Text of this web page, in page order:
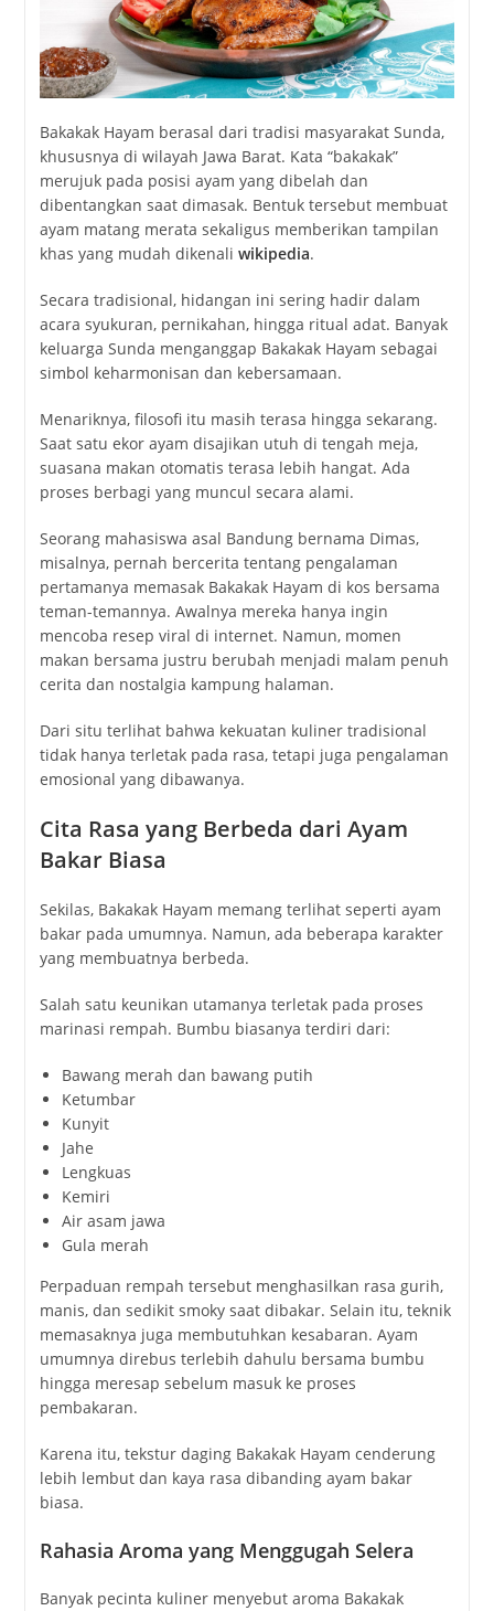
Bakakak Hayam berasal dari tradisi masyarakat Sunda,
khususnya di wilayah Jawa Barat. Kata “bakakak”
merujuk pada posisi ayam yang dibelah dan
dibentangkan saat dimasak. Bentuk tersebut membuat
ayam matang merata sekaligus memberikan tampilan
khas yang mudah dikenali wikipedia.
Secara tradisional, hidangan ini sering hadir dalam
acara syukuran, pernikahan, hingga ritual adat. Banyak
keluarga Sunda menganggap Bakakak Hayam sebagai
simbol keharmonisan dan kebersamaan.
Menariknya, filosofi itu masih terasa hingga sekarang.
Saat satu ekor ayam disajikan utuh di tengah meja,
suasana makan otomatis terasa lebih hangat. Ada
proses berbagi yang muncul secara alami.
Seorang mahasiswa asal Bandung bernama Dimas,
misalnya, pernah bercerita tentang pengalaman
pertamanya memasak Bakakak Hayam di kos bersama
teman-temannya. Awalnya mereka hanya ingin
mencoba resep viral di internet. Namun, momen
makan bersama justru berubah menjadi malam penuh
cerita dan nostalgia kampung halaman.
Dari situ terlihat bahwa kekuatan kuliner tradisional
tidak hanya terletak pada rasa, tetapi juga pengalaman
emosional yang dibawanya.
Cita Rasa yang Berbeda dari Ayam
Bakar Biasa
Sekilas, Bakakak Hayam memang terlihat seperti ayam
bakar pada umumnya. Namun, ada beberapa karakter
yang membuatnya berbeda.
Salah satu keunikan utamanya terletak pada proses
marinasi rempah. Bumbu biasanya terdiri dari:
Bawang merah dan bawang putih
Ketumbar
Kunyit
Jahe
Lengkuas
Kemiri
Air asam jawa
Gula merah
Perpaduan rempah tersebut menghasilkan rasa gurih,
manis, dan sedikit smoky saat dibakar. Selain itu, teknik
memasaknya juga membutuhkan kesabaran. Ayam
umumnya direbus terlebih dahulu bersama bumbu
hingga meresap sebelum masuk ke proses
pembakaran.
Karena itu, tekstur daging Bakakak Hayam cenderung
lebih lembut dan kaya rasa dibanding ayam bakar
biasa.
Rahasia Aroma yang Menggugah Selera
Banyak pecinta kuliner menyebut aroma Bakakak